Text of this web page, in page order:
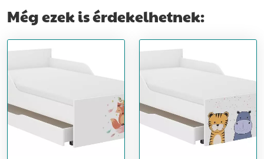
Még ezek is érdekelhetnek: